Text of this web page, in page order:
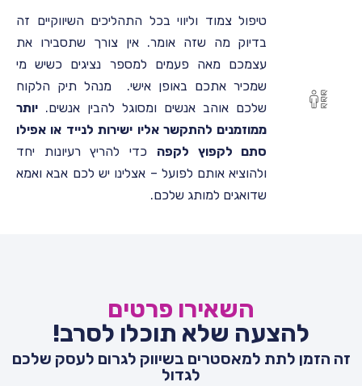
טיפול צמוד וליווי בכל התהליכים השיווקיים זה
בדיוק מה שזה אומר. אין צורך שתסבירו את
עצמכם מאה פעמים למספר נציגים כשיש מי
שמכיר אתכם באופן אישי. מנהל תיק הלקוח
שלכם אוהב אנשים ומסוגל להבין אנשים. יותר
ממוזמנים להתקשר אליו ישירות לנייד או אפילו
סתם לקפוץ לקפה כדי להריץ רעיונות יחד
ולהוציא אותם לפועל – אצלינו יש לכם אבא ואמא
שדואגים למותג שלכם.
השאירו פרטים
להצעה שלא תוכלו לסרב!
זה הזמן לתת למאסטרים בשיווק לגרום לעסק שלכם
לגדול